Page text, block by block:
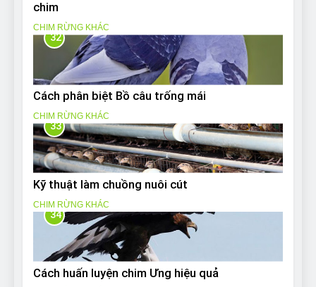
chim
CHIM RỪNG KHÁC
32
Cách phân biệt Bồ câu trống mái
CHIM RỪNG KHÁC
33
Kỹ thuật làm chuồng nuôi cút
CHIM RỪNG KHÁC
34
Cách huấn luyện chim Ưng hiệu quả